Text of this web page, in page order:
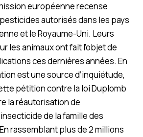
européenne recense
autorisés dans les pays
et le Royaume-Uni. Leurs
les animaux ont fait l’objet de
ces dernières années. En
est une source d’inquiétude,
pétition contre la loi Duplomb
la réautorisation de
de la famille des
rassemblant plus de 2 millions